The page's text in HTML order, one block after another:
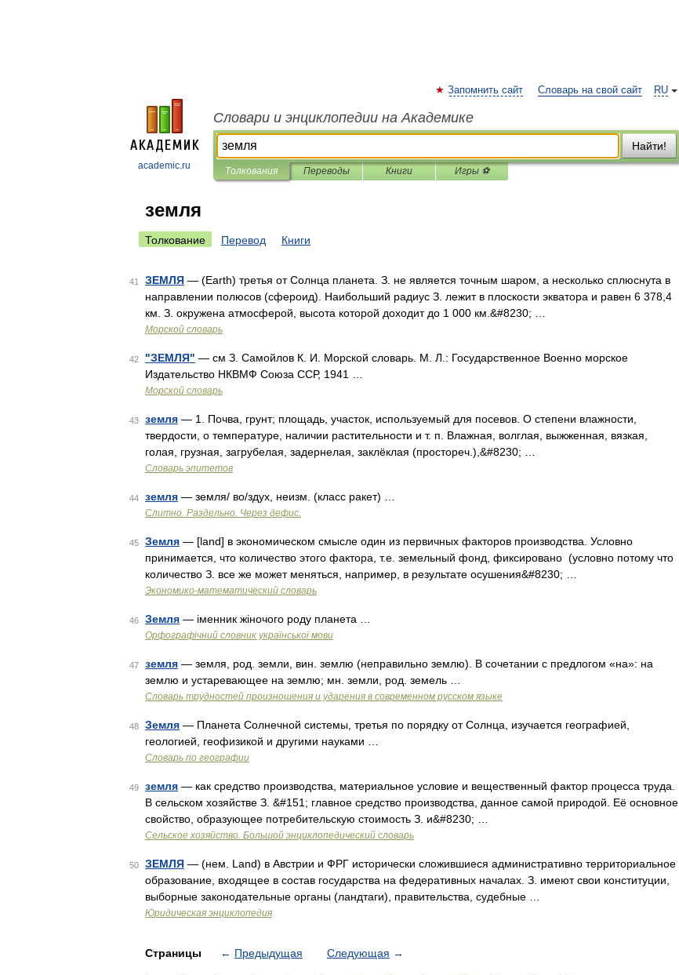
academic.ru
RU
Запомнить сайт Словарь на свой сайт
Словари и энциклопедии на Академике
Найти!
Толкования Переводы Книги Игры ⚽
земля
Толкование Перевод Книги
41 ЗЕМЛЯ — (Earth) третья от Солнца планета. З. не является точным шаром, а несколько сплюснута в
направлении полюсов (сфероид). Наибольший радиус З. лежит в плоскости экватора и равен 6 378,4
км. З. окружена атмосферой, высота которой доходит до 1 000 км.&#8230; …
Морской словарь
42 "ЗЕМЛЯ" — см З. Самойлов К. И. Морской словарь. М. Л.: Государственное Военно морское
Издательство НКВМФ Союза ССР, 1941 …
Морской словарь
43 земля — 1. Почва, грунт; площадь, участок, используемый для посевов. О степени влажности,
твердости, о температуре, наличии растительности и т. п. Влажная, волглая, выжженная, вязкая,
голая, грузная, загрубелая, задернелая, заклёклая (простореч.),&#8230; …
Словарь эпитетов
44 земля — земля/ во/здух, неизм. (класс ракет) …
Слитно. Раздельно. Через дефис.
45 Земля — [land] в экономическом смысле один из первичных факторов производства. Условно
принимается, что количество этого фактора, т.е. земельный фонд, фиксировано (условно потому что
количество З. все же может меняться, например, в результате осушения&#8230; …
Экономико-математический словарь
46 Земля — іменник жіночого роду планета …
Орфографічний словник української мови
47 земля — земля, род. земли, вин. землю (неправильно землю). В сочетании с предлогом «на»: на
землю и устаревающее на землю; мн. земли, род. земель …
Словарь трудностей произношения и ударения в современном русском языке
48 Земля — Планета Солнечной системы, третья по порядку от Солнца, изучается географией,
геологией, геофизикой и другими науками …
Словарь по географии
49 земля — как средство производства, материальное условие и вещественный фактор процесса труда.
В сельском хозяйстве З. &#151; главное средство производства, данное самой природой. Её основное
свойство, образующее потребительскую стоимость З. и&#8230; …
Сельское хозяйство. Большой энциклопедический словарь
50 ЗЕМЛЯ — (нем. Land) в Австрии и ФРГ исторически сложившиеся административно территориальное
образование, входящее в состав государства на федеративных началах. З. имеют свои конституции,
выборные законодательные органы (ландтаги), правительства, судебные …
Юридическая энциклопедия
Страницы ← Предыдущая Следующая →